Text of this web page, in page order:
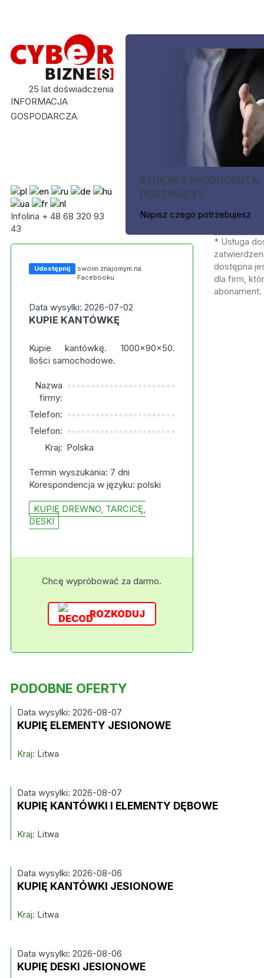
25 lat doświadczenia
INFORMACJA
GOSPODARCZA
Infolina + 48 68 320 93
43
SZUKASZ PRODUCENTA,
DOSTAWCY?
Napisz czego potrzebujesz
Udostępnij
swoim znajomym na
Facebooku
Data wysylki: 2026-07-02
KUPIE KANTÓWKĘ
Kupie kantówkę. 1000x90x50.
Ilości samochodowe.
Nazwa
firmy:
***********************
Telefon: ***********************
Telefon: ***********************
Kraj: Polska
Termin wyszukania: 7 dni
Korespondencja w języku: polski
KUPIĘ DREWNO, TARCICĘ,
DESKI
Chcę wypróbować za darmo.
ROZKODUJ
* Usługa
dostępna
dla firm,
abonament.
PODOBNE OFERTY
Data wysylki: 2026-08-07
KUPIĘ ELEMENTY JESIONOWE
Kraj: Litwa
Data wysylki: 2026-08-07
KUPIĘ KANTÓWKI I ELEMENTY DĘBOWE
Kraj: Litwa
Data wysylki: 2026-08-06
KUPIĘ KANTÓWKI JESIONOWE
Kraj: Litwa
Data wysylki: 2026-08-06
KUPIĘ DESKI JESIONOWE